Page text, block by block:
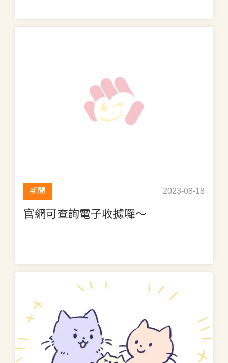
新聞 2023-08-18
官網可查詢電子收據囉～